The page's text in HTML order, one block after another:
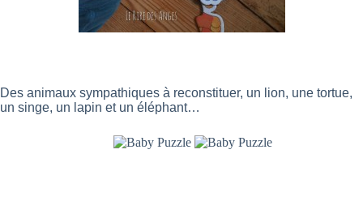
Des animaux sympathiques à reconstituer, un lion, une tortue,
un singe, un lapin et un éléphant…